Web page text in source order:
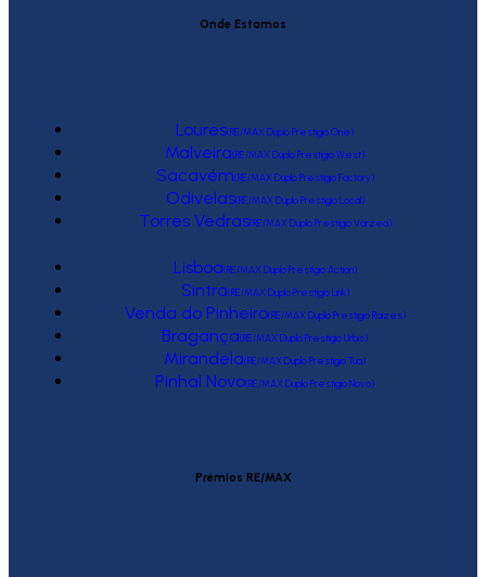
Onde Estamos
Loures(RE/MAX Duplo Prestígio One)
Malveira(RE/MAX Duplo Prestígio West)
Sacavém(RE/MAX Duplo Prestígio Factory)
Odivelas(RE/MAX Duplo Prestígio Local)
Torres Vedras(RE/MAX Duplo Prestígio Várzea)
Lisboa(RE/MAX Duplo Prestígio Action)
Sintra(RE/MAX Duplo Prestígio Link)
Venda do Pinheiro(RE/MAX Duplo Prestígio Raízes)
Bragança(RE/MAX Duplo Prestígio Urbis)
Mirandela(RE/MAX Duplo Prestígio Tua)
Pinhal Novo(RE/MAX Duplo Prestígio Novo)
Prémios RE/MAX